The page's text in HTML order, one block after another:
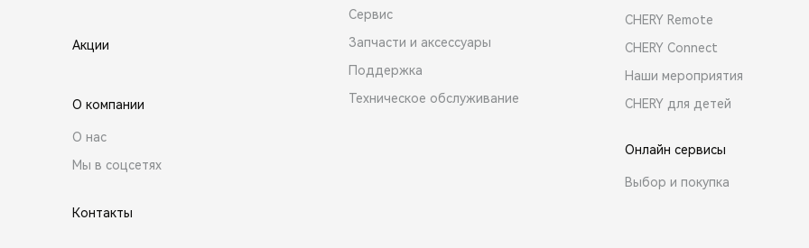
Акции
О компании
О нас
Мы в соцсетях
Контакты
Сервис
Запчасти и аксессуары
Поддержка
Техническое обслуживание
CHERY Remote
CHERY Connect
Наши мероприятия
CHERY для детей
Онлайн сервисы
Выбор и покупка